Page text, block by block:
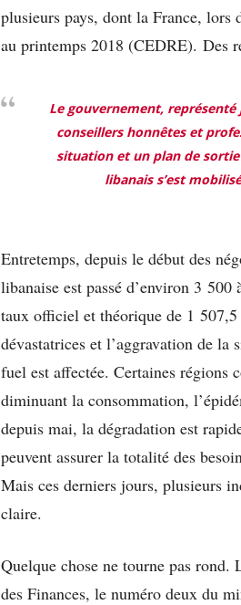
plusieurs pays, dont la France, lors
au printemps 2018 (CEDRE). Des
Le gouvernement,
conseillers honnêtes et
situation et un plan de
libanais s’est
Entretemps, depuis le début des
libanaise est passé d’environ 3 500
taux officiel et théorique de 1
dévastatrices et l’aggravation de
fuel est affectée. Certaines régions
diminuant la consommation,
depuis mai, la dégradation est
peuvent assurer la totalité des
Mais ces derniers jours, plusieurs
claire.
Quelque chose ne tourne pas
des Finances, le numéro deux du